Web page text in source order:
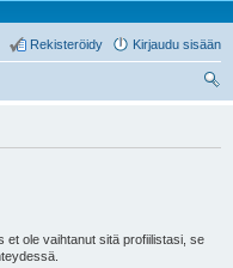
Kirjaudu sisään
Rekisteröidy
et ole vaihtanut sitä profiilistasi, se